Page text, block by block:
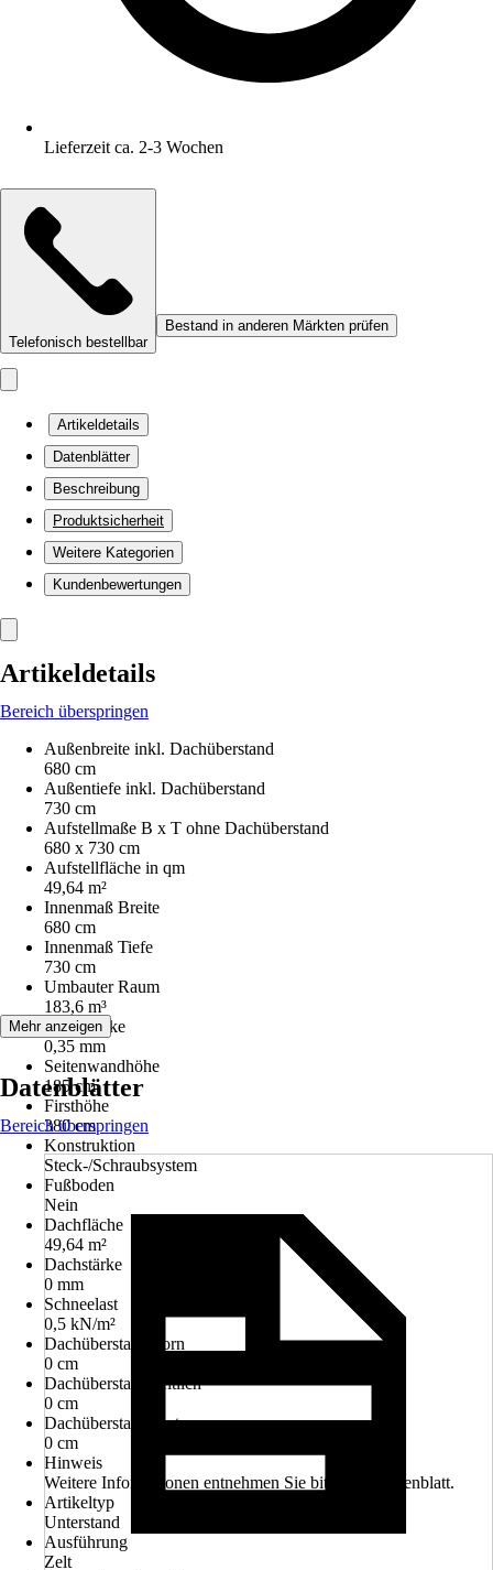
Lieferzeit ca. 2-3 Wochen
Telefonisch bestellbar
Bestand in anderen Märkten prüfen
Artikeldetails
Datenblätter
Beschreibung
Produktsicherheit
Weitere Kategorien
Kundenbewertungen
Artikeldetails
Bereich überspringen
Außenbreite inkl. Dachüberstand
680 cm
Außentiefe inkl. Dachüberstand
730 cm
Aufstellmaße B x T ohne Dachüberstand
680 x 730 cm
Aufstellfläche in qm
49,64 m²
Innenmaß Breite
680 cm
Innenmaß Tiefe
730 cm
Umbauter Raum
183,6 m³
Wandstärke
0,35 mm
Seitenwandhöhe
185 cm
Firsthöhe
380 cm
Konstruktion
Steck-/Schraubsystem
Fußboden
Nein
Dachfläche
49,64 m²
Dachstärke
0 mm
Schneelast
0,5 kN/m²
Dachüberstand vorn
0 cm
Dachüberstand seitlich
0 cm
Dachüberstand hinten
0 cm
Hinweis
Weitere Informationen entnehmen Sie bitte dem Datenblatt.
Artikeltyp
Unterstand
Ausführung
Zelt
Mehr anzeigen
Datenblätter
Bereich überspringen